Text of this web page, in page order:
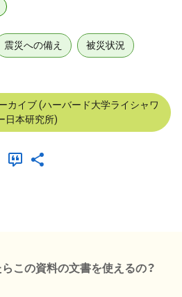
震災への備え 被災状況
カイブ (ハーバード大学ライシャワ
日本研究所)
この資料の文書を使えるの？